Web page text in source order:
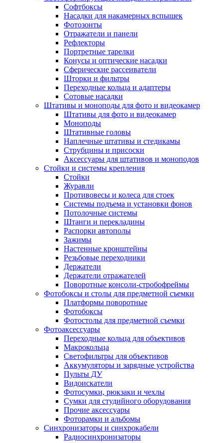
Софтбоксы
Насадки для накамерных вспышек
Фотозонты
Отражатели и панели
Рефлекторы
Портретные тарелки
Конусы и оптические насадки
Сферические рассеиватели
Шторки и фильтры
Переходные кольца и адаптеры
Сотовые насадки
Штативы и моноподы для фото и видеокамер
Штативы для фото и видеокамер
Моноподы
Штативные головы
Наплечные штативы и стедикамы
Струбцины и присоски
Аксессуары для штативов и моноподов
Стойки и системы крепления
Стойки
Журавли
Противовесы и колеса для стоек
Системы подъема и установки фонов
Потолочные системы
Штанги и перекладины
Распорки автополы
Зажимы
Настенные кронштейны
Резьбовые переходники
Держатели
Держатели отражателей
Поворотные консоли-стробофреймы
Фотобоксы и столы для предметной съемки
Платформы поворотные
Фотобоксы
Фотостолы для предметной съемки
Фотоаксессуары
Переходные кольца для объективов
Макрокольца
Светофильтры для объективов
Аккумуляторы и зарядные устройства
Пульты ДУ
Видоискатели
Фотосумки, рюкзаки и чехлы
Сумки для студийного оборудования
Прочие аксессуары
Фоторамки и альбомы
Синхронизаторы и синхрокабели
Радиосинхронизаторы